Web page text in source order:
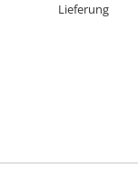
Lieferung